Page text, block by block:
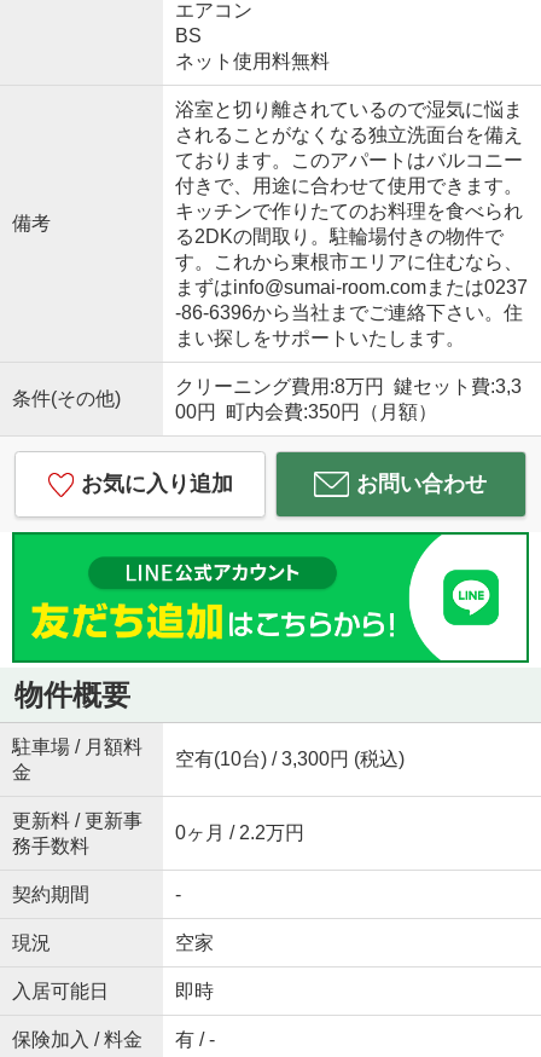
エアコン
BS
ネット使用料無料
備考
浴室と切り離されているので湿気に悩ま
されることがなくなる独立洗面台を備え
ております。このアパートはバルコニー
付きで、用途に合わせて使用できます。
キッチンで作りたてのお料理を食べられ
る2DKの間取り。駐輪場付きの物件で
す。これから東根市エリアに住むなら、
まずはinfo@sumai-room.comまたは0237
-86-6396から当社までご連絡下さい。住
まい探しをサポートいたします。
条件(その他)
クリーニング費用:8万円 鍵セット費:3,3
00円 町内会費:350円（月額）
お気に入り追加 お問い合わせ
物件概要
駐車場 / 月額料
金
空有(10台) / 3,300円 (税込)
更新料 / 更新事
務手数料
0ヶ月 / 2.2万円
契約期間 -
現況 空家
入居可能日 即時
保険加入 / 料金 有 / -